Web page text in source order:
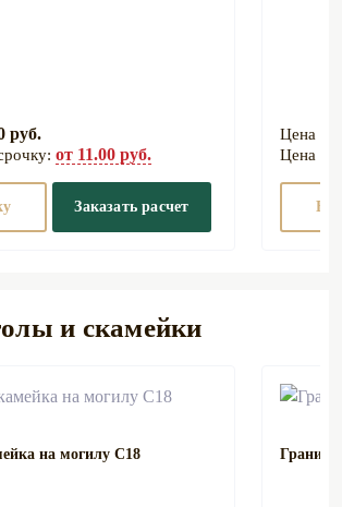
руб.
от 11.00 руб.
Заказать расчет В
и скамейки
на могилу С18